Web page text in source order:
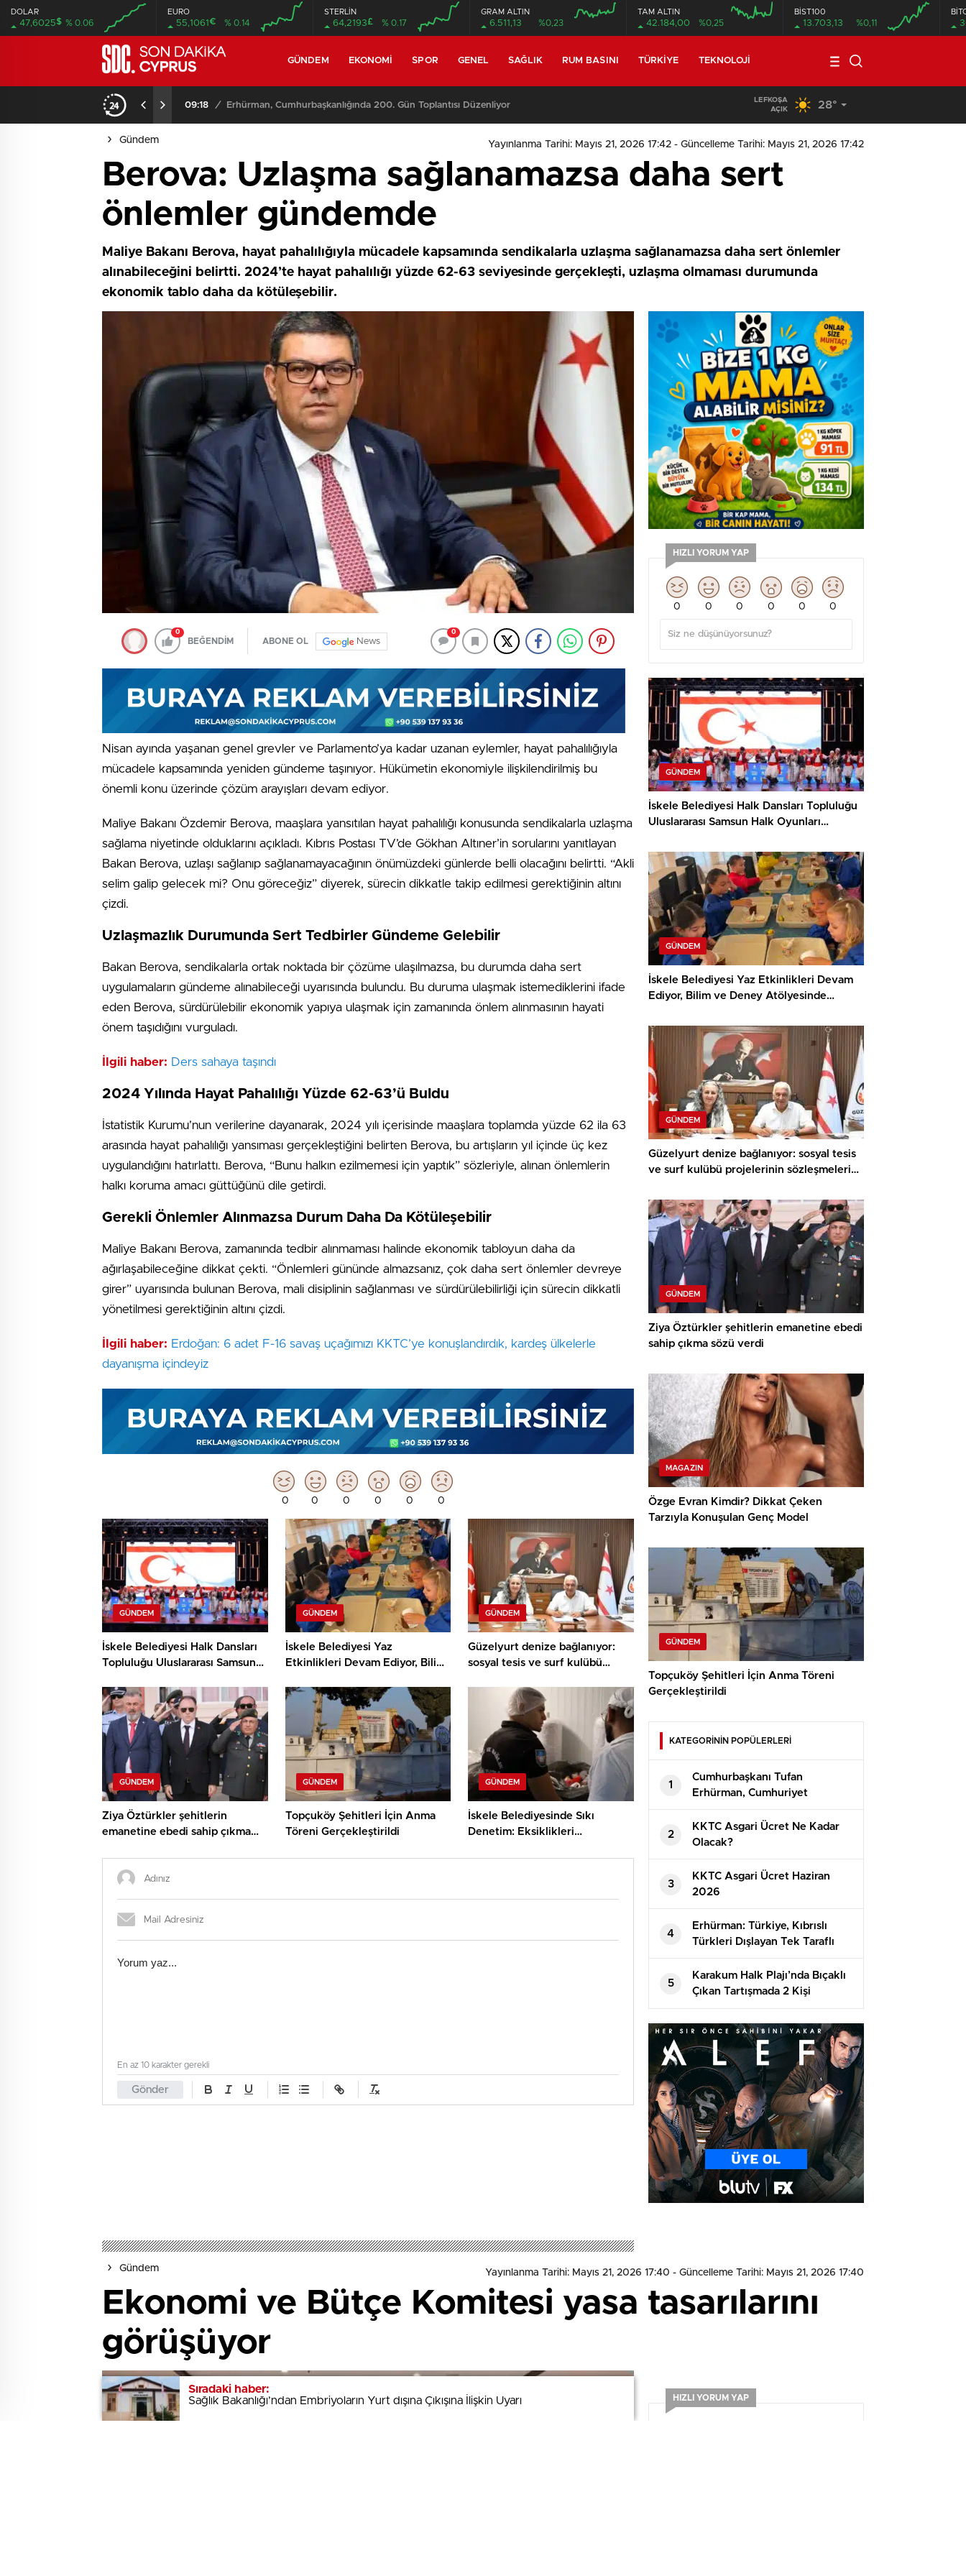
DOLAR
47,6025$ % 0.06
EURO
55,1061€ % 0.14
STERLİN
64,2193£ % 0.17
GRAM ALTIN
6.511,13 %0,23
TAM ALTIN
42.184,00 %0,25
BİST100
13.703,13 %0,11
GÜNDEM EKONOMI SPOR GENEL SAĞLIK RUM BASINI TÜRKIYE TEKNOLOJI
09:11 / Meclis, yasama gündemiyle yeniden toplanıyor Seyir Halindeki Araç Alev Aldı, Korku Dolu Anlar
LEFKOŞA
AÇIK
28°
Gündem Yayınlanma Tarihi: Mayıs 21, 2026 17:42 - Güncelleme Tarihi: Mayıs 21, 2026 17:42
Berova: Uzlaşma sağlanamazsa daha sert
önlemler gündemde
Maliye Bakanı Berova, hayat pahalılığıyla mücadele kapsamında sendikalarla uzlaşma sağlanamazsa daha sert önlemler
alınabileceğini belirtti. 2024’te hayat pahalılığı yüzde 62-63 seviyesinde gerçekleşti, uzlaşma olmaması durumunda
ekonomik tablo daha da kötüleşebilir.
0
BEĞENDİM ABONE OL News
0
Nisan ayında yaşanan genel grevler ve Parlamento’ya kadar uzanan eylemler, hayat pahalılığıyla
mücadele kapsamında yeniden gündeme taşınıyor. Hükümetin ekonomiyle ilişkilendirilmiş bu
önemli konu üzerinde çözüm arayışları devam ediyor.
Maliye Bakanı Özdemir Berova, maaşlara yansıtılan hayat pahalılığı konusunda sendikalarla uzlaşma
sağlama niyetinde olduklarını açıkladı. Kıbrıs Postası TV’de Gökhan Altıner’in sorularını yanıtlayan
Bakan Berova, uzlaşı sağlanıp sağlanamayacağının önümüzdeki günlerde belli olacağını belirtti. “Akli
selim galip gelecek mi? Onu göreceğiz” diyerek, sürecin dikkatle takip edilmesi gerektiğinin altını
çizdi.
Uzlaşmazlık Durumunda Sert Tedbirler Gündeme Gelebilir
Bakan Berova, sendikalarla ortak noktada bir çözüme ulaşılmazsa, bu durumda daha sert
uygulamaların gündeme alınabileceği uyarısında bulundu. Bu duruma ulaşmak istemediklerini ifade
eden Berova, sürdürülebilir ekonomik yapıya ulaşmak için zamanında önlem alınmasının hayati
önem taşıdığını vurguladı.
İlgili haber: Ders sahaya taşındı
2024 Yılında Hayat Pahalılığı Yüzde 62-63’ü Buldu
İstatistik Kurumu’nun verilerine dayanarak, 2024 yılı içerisinde maaşlara toplamda yüzde 62 ila 63
arasında hayat pahalılığı yansıması gerçekleştiğini belirten Berova, bu artışların yıl içinde üç kez
uygulandığını hatırlattı. Berova, “Bunu halkın ezilmemesi için yaptık” sözleriyle, alınan önlemlerin
halkı koruma amacı güttüğünü dile getirdi.
Gerekli Önlemler Alınmazsa Durum Daha Da Kötüleşebilir
Maliye Bakanı Berova, zamanında tedbir alınmaması halinde ekonomik tabloyun daha da
ağırlaşabileceğine dikkat çekti. “Önlemleri gününde almazsanız, çok daha sert önlemler devreye
girer” uyarısında bulunan Berova, mali disiplinin sağlanması ve sürdürülebilirliği için sürecin dikkatli
yönetilmesi gerektiğinin altını çizdi.
İlgili haber: Erdoğan: 6 adet F-16 savaş uçağımızı KKTC’ye konuşlandırdık, kardeş ülkelerle
dayanışma içindeyiz
0 0 0 0 0 0
GÜNDEM
İskele Belediyesi Halk Dansları
Topluluğu Uluslararası Samsun
KKTC’yi Gururla Temsil Ediyor
GÜNDEM
İskele Belediyesi Yaz
Etkinlikleri Devam Ediyor, Bilim
Çocuklar Öne Çıktı
GÜNDEM
Güzelyurt denize bağlanıyor:
sosyal tesis ve surf kulübü
imzalandı
GÜNDEM
Ziya Öztürkler şehitlerin
emanetine ebedi sahip çıkma
GÜNDEM
Topçuköy Şehitleri İçin Anma
Töreni Gerçekleştirildi
GÜNDEM
İskele Belediyesinde Sıkı
Denetim: Eksiklikleri
Gönder
En az 10 karakter gerekli
Sıradaki haber:
Sağlık Bakanlığı’ndan Embriyoların Yurt dışına Çıkışına İlişkin Uyarı
HIZLI YORUM YAP
0 0 0 0 0 0
GÜNDEM
İskele Belediyesi Halk Dansları Topluluğu
Uluslararası Samsun Halk Oyunları
Ediyor
GÜNDEM
İskele Belediyesi Yaz Etkinlikleri Devam
Ediyor, Bilim ve Deney Atölyesinde
GÜNDEM
Güzelyurt denize bağlanıyor: sosyal tesis
ve surf kulübü projelerinin sözleşmeleri
GÜNDEM
Ziya Öztürkler şehitlerin emanetine ebedi
sahip çıkma sözü verdi
MAGAZIN
Özge Evran Kimdir? Dikkat Çeken
Tarzıyla Konuşulan Genç Model
GÜNDEM
Topçuköy Şehitleri İçin Anma Töreni
Gerçekleştirildi
KATEGORİNİN POPÜLERLERİ
1
Cumhurbaşkanı Tufan
Erhürman, Cumhuriyet
Güvenlik Kurulu’nu Topladı
2
KKTC Asgari Ücret Ne Kadar
Olacak?
3
⁠KKTC Asgari Ücret Haziran
2026
4
Erhürman: Türkiye, Kıbrıslı
Türkleri Dışlayan Tek Taraflı
Girişimlere İzin Vermeyecek
5
Karakum Halk Plajı’nda Bıçaklı
Çıkan Tartışmada 2 Kişi
Tutuklandı
Gündem Yayınlanma Tarihi: Mayıs 21, 2026 17:40 - Güncelleme Tarihi: Mayıs 21, 2026 17:40
Ekonomi ve Bütçe Komitesi yasa tasarılarını
görüşüyor
Sıradaki haber:
Sağlık Bakanlığı’ndan Embriyoların Yurt dışına Çıkışına İlişkin Uyarı
HIZLI YORUM YAP